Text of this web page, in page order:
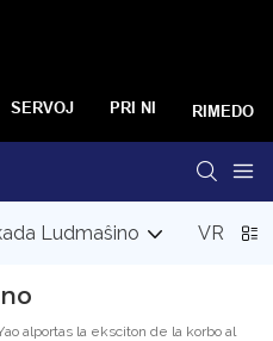
SERVOJ PRI NI RIMEDO
Ludmaŝino VR
alportas la eksciton de la korbo al